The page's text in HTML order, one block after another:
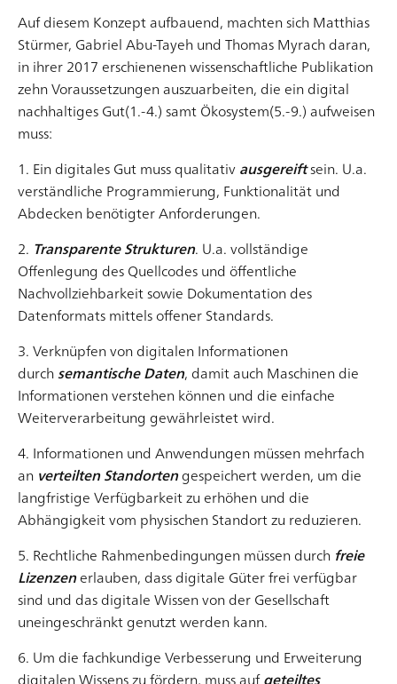
Kommunikationstechnologien (IKT) auch für das
Gesundheitswesen von immer größerer Bedeutung
werden. Dabei geht es nicht nur
Artikel lesen
Die Psychologie der Farben im digitalen Design
Farben haben eine Macht, die häufig unterschätzt
wird. Sie geben Orientierung, lenken Aufmerksamkeit
und übermitteln dem Menschen Informationen in
einem Wimpernschlag. Das menschliche Gehirn ist
wahrzunehmen und tausendfach schneller als z. B.
Textinformationen zu verarbeiten. Die visuellen
Botschaften, welche Farben suggerieren, nimmt der
Mensc
Artikel lesen
Das MAYA-Prinzip – Wenn Neues zu fremdartig ist
In seinem 1951 erschienenen Buch „Never Leave Well
Enough Alone“ beschrieb der als Vater des
dass jegliches Produkt einer Abwägung zwischen
Auf diesem Konzept aufbauend, machten sich Matthias
Stürmer, Gabriel Abu-Tayeh und Thomas Myrach daran,
in ihrer 2017 erschienenen wissenschaftliche Publikation
zehn Voraussetzungen auszuarbeiten, die ein digital
nachhaltiges Gut(1.-4.) samt Ökosystem(5.-9.) aufweisen
muss:
1. Ein digitales Gut muss qualitativausgereiftsein. U.a.
verständliche Programmierung, Funktionalität und
Abdecken benötigter Anforderungen.
2. Transparente Strukturen. U.a. vollständige
Offenlegung des Quellcodes und öffentliche
Nachvollziehbarkeit sowie Dokumentation des
Datenformats mittels offener Standards.
3. Verknüpfen von digitalen Informationen
durchsemantische Daten, damit auch Maschinen die
Informationen verstehen können und die einfache
Weiterverarbeitung gewährleistet wird.
4. Informationen und Anwendungen müssen mehrfach
an verteilten Standortengespeichert werden, um die
langfristige Verfügbarkeit zu erhöhen und die
Abhängigkeit vom physischen Standort zu reduzieren.
5. Rechtliche Rahmenbedingungen müssen durch freie
Lizenzenerlauben, dass digitale Güter frei verfügbar
sind und das digitale Wissen von der Gesellschaft
uneingeschränkt genutzt werden kann.
6. Um die fachkundige Verbesserung und Erweiterung